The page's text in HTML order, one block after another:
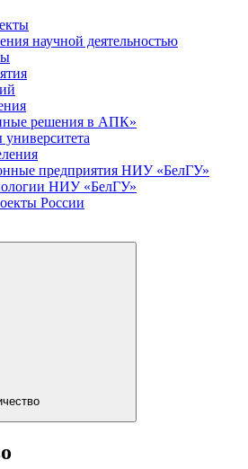
научной деятельностью
решения в АПК»
предприятия НИУ «БелГУ»
НИУ «БелГУ»
России